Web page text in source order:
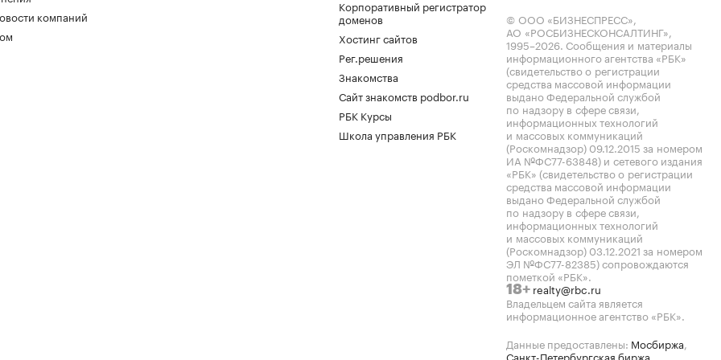
компаний
Корпоративный регистратор
доменов
Хостинг сайтов
Рег.решения
Знакомства
Сайт знакомств podbor.ru
РБК Курсы
Школа управления РБК
© ООО «БИЗНЕСПРЕСС»,
АО «РОСБИЗНЕСКОНСАЛТИНГ»,
1995–2026. Сообщения и материалы
информационного агентства «РБК»
(свидетельство о регистрации
средства массовой информации
выдано Федеральной службой
по надзору в сфере связи,
информационных технологий
и массовых коммуникаций
(Роскомнадзор) 09.12.2015 за номером
ИА №ФС77-63848) и сетевого издания
«РБК» (свидетельство о регистрации
средства массовой информации
выдано Федеральной службой
по надзору в сфере связи,
информационных технологий
и массовых коммуникаций
(Роскомнадзор) 03.12.2021 за номером
ЭЛ №ФС77-82385) сопровождаются
пометкой «РБК».
18+ realty@rbc.ru
Владельцем сайта является
информационное агентство «РБК».
Данные предоставлены: Мосбиржа,
Санкт-Петербургская биржа